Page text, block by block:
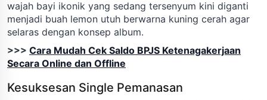
wajah bayi ikonik yang sedang tersenyum kini diganti
menjadi buah lemon utuh berwarna kuning cerah agar
selaras dengan konsep album.
>>> Cara Mudah Cek Saldo BPJS Ketenagakerjaan
Secara Online dan Offline
Kesuksesan Single Pemanasan